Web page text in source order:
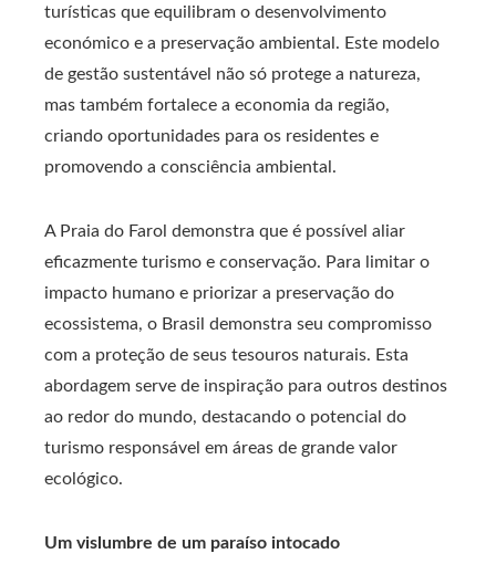
turísticas que equilibram o desenvolvimento
económico e a preservação ambiental. Este modelo
de gestão sustentável não só protege a natureza,
mas também fortalece a economia da região,
criando oportunidades para os residentes e
promovendo a consciência ambiental.
A Praia do Farol demonstra que é possível aliar
eficazmente turismo e conservação. Para limitar o
impacto humano e priorizar a preservação do
ecossistema, o Brasil demonstra seu compromisso
com a proteção de seus tesouros naturais. Esta
abordagem serve de inspiração para outros destinos
ao redor do mundo, destacando o potencial do
turismo responsável em áreas de grande valor
ecológico.
Um vislumbre de um paraíso intocado